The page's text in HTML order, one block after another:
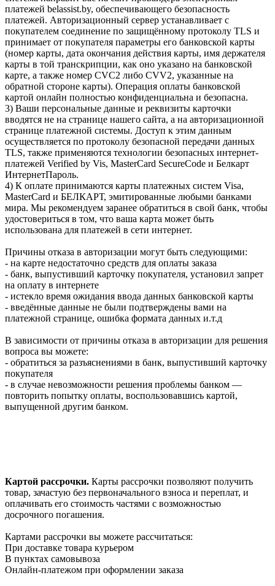
платежей belassist.by, обеспечивающего безопасность
платежей. Авторизационный сервер устанавливает с
покупателем соединение по защищённому протоколу TLS и
принимает от покупателя параметры его банковской карты
(номер карты, дата окончания действия карты, имя держателя
карты в той транскрипции, как оно указано на банковской
карте, а также номер CVC2 либо CVV2, указанные на
обратной стороне карты). Операция оплаты банковской
картой онлайн полностью конфиденциальна и безопасна.
3) Ваши персональные данные и реквизиты карточки
вводятся не на странице нашего сайта, а на авторизационной
странице платежной системы. Доступ к этим данным
осуществляется по протоколу безопасной передачи данных
TLS, также применяются технологии безопасных интернет-
платежей Verified by Vis, MasterCard SecureСode и Белкарт
ИнтернетПароль.
4) К оплате принимаются карты платежных систем Visa,
MasterCard и БЕЛКАРТ, эмитированные любыми банками
мира. Мы рекомендуем заранее обратиться в свой банк, чтобы
удостовериться в том, что ваша карта может быть
использована для платежей в сети интернет.
Причины отказа в авторизации могут быть следующими:
- на карте недостаточно средств для оплаты заказа
- банк, выпустивший карточку покупателя, установил запрет
на оплату в интернете
- истекло время ожидания ввода данных банковской карты
- введённые данные не были подтверждены вами на
платежной странице, ошибка формата данных и.т.д
В зависимости от причины отказа в авторизации для решения
вопроса вы можете:
- обратиться за разъяснениями в банк, выпустивший карточку
покупателя
- в случае невозможности решения проблемы банком —
повторить попытку оплаты, воспользовавшись картой,
выпущенной другим банком.
Картой рассрочки. Карты рассрочки позволяют получить
товар, зачастую без первоначального взноса и переплат, и
оплачивать его стоимость частями с возможностью
досрочного погашения.
Картами рассрочки вы можете расcчитаться:
При доставке товара курьером
В пунктах самовывоза
Онлайн-платежом при оформлении заказа